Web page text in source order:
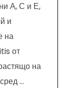
А, С и Е,
и
на
от
на
…